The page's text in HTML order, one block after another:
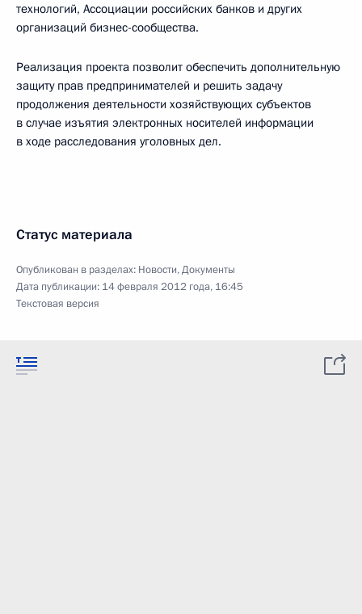
технологий, Ассоциации российских банков и других
организаций бизнес-сообщества.
Реализация проекта позволит обеспечить дополнительную
защиту прав предпринимателей и решить задачу
продолжения деятельности хозяйствующих субъектов
в случае изъятия электронных носителей информации
в ходе расследования уголовных дел.
Статус материала
Опубликован в разделах: Новости,Документы
Дата публикации: 14 февраля 2012 года, 16:45
Текстовая версия